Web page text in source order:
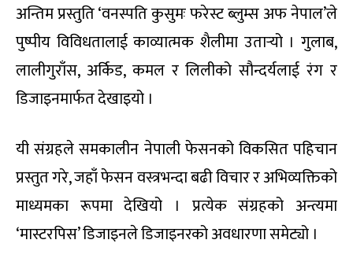
अन्तिम प्रस्तुति ‘वनस्पति कुसुमः फरेस्ट ब्लुम्स अफ नेपाल’ले
पुष्पीय विविधतालाई काव्यात्मक शैलीमा उतार्‍यो । गुलाब,
लालीगुराँस, अर्किड, कमल र लिलीको सौन्दर्यलाई रंग र
डिजाइनमार्फत देखाइयो ।
यी संग्रहले समकालीन नेपाली फेसनको विकसित पहिचान
प्रस्तुत गरे, जहाँ फेसन वस्त्रभन्दा बढी विचार र अभिव्यक्तिको
माध्यमका रूपमा देखियो । प्रत्येक संग्रहको अन्त्यमा
‘मास्टरपिस’ डिजाइनले डिजाइनरको अवधारणा समेट्यो ।